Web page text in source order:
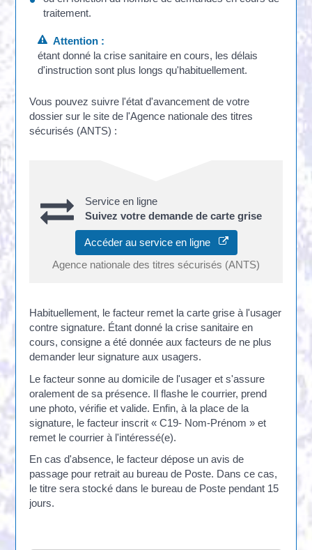
traitement.
Attention :
étant donné la crise sanitaire en cours, les délais
d'instruction sont plus longs qu'habituellement.
Vous pouvez suivre l'état d'avancement de votre
dossier sur le site de l'Agence nationale des titres
sécurisés (ANTS) :
Service en ligne
Suivez votre demande de carte grise
Accéder au service en ligne
Agence nationale des titres sécurisés (ANTS)
Habituellement, le facteur remet la carte grise à l'usager
contre signature. Étant donné la crise sanitaire en
cours, consigne a été donnée aux facteurs de ne plus
demander leur signature aux usagers.
Le facteur sonne au domicile de l'usager et s'assure
oralement de sa présence. Il flashe le courrier, prend
une photo, vérifie et valide. Enfin, à la place de la
signature, le facteur inscrit « C19- Nom-Prénom » et
remet le courrier à l'intéressé(e).
En cas d'absence, le facteur dépose un avis de
passage pour retrait au bureau de Poste. Dans ce cas,
le titre sera stocké dans le bureau de Poste pendant 15
jours.